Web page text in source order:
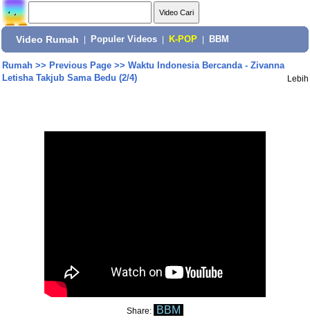
Video Rumah Populer Videos K-POP BBM
Rumah>> Previous Page>> Waktu Indonesia Bercanda - Zivanna
Letisha Takjub Sama Bedu (2/4)
Lebih
Share: BBM